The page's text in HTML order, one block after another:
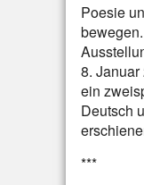
Poesie
8.
ein
Deutsch
***